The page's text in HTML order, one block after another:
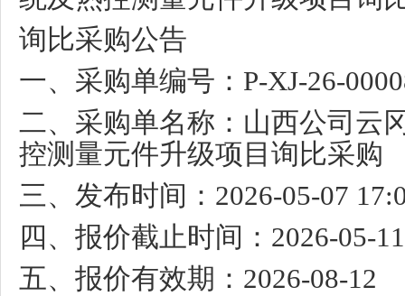
询比采购公告
一、采购单编号： P-XJ-26-
二、采购单名称：山西公司云
控测量元件升级项目询比采购
三、发布时间： 2026-05-07
四、报价截止时间： 2026-05-
五、报价有效期： 2026-08-12